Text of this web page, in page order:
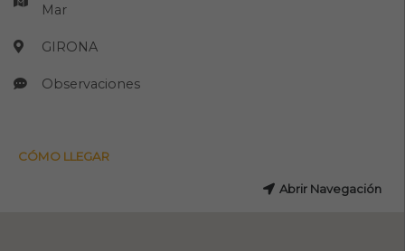
Mar
GIRONA
Observaciones
CÓMO LLEGAR
Abrir Navegación